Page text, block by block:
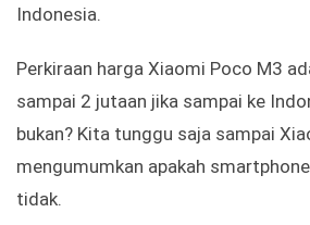
Indonesia.
Perkiraan harga Xiaomi Poco M3
sampai 2 jutaan jika sampai ke
bukan? Kita tunggu saja sampai
mengumumkan apakah
tidak.